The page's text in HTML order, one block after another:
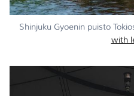
Shinjuku Gyoenin puisto
with